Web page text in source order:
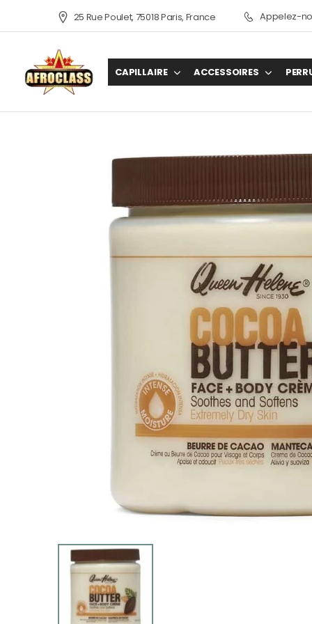
25 Rue Poulet, 75018 Paris, France Appelez-
CAPILLAIRE ACCESSOIRES